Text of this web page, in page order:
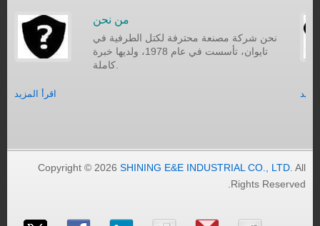
من نحن
نحن شركة مصنعة محترفة لكتل الطرفية في
تايوان، تأسست في عام 1978، ولديها خبرة
كاملة.
اقرأ المزيد
Copyright © 2026 SHINING E&E INDUSTRIAL CO., LTD. All
Rights Reserved.